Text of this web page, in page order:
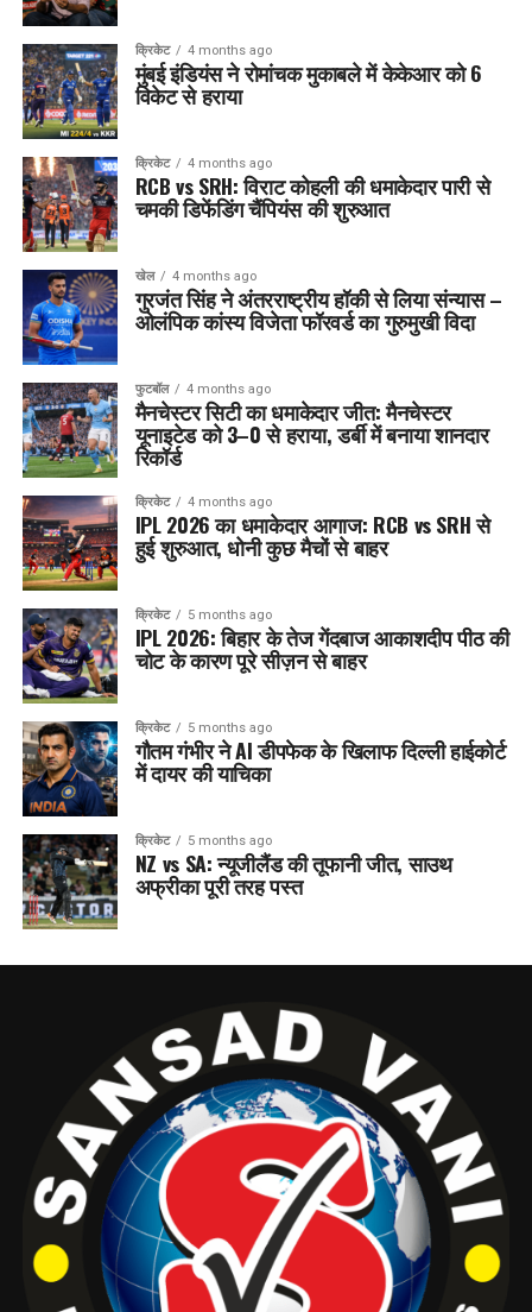
क्रिकेट 4 months ago
मुंबई इंडियंस ने रोमांचक मुकाबले में केकेआर को 6
विकेट से हराया
क्रिकेट 4 months ago
RCB vs SRH: विराट कोहली की धमाकेदार पारी से
चमकी डिफेंडिंग चैंपियंस की शुरुआत
खेल 4 months ago
गुरजंत सिंह ने अंतरराष्ट्रीय हॉकी से लिया संन्यास –
ओलंपिक कांस्य विजेता फॉरवर्ड का गुरुमुखी विदा
फुटबॉल 4 months ago
मैनचेस्टर सिटी का धमाकेदार जीत: मैनचेस्टर
यूनाइटेड को 3–0 से हराया, डर्बी में बनाया शानदार
रिकॉर्ड
क्रिकेट 4 months ago
IPL 2026 का धमाकेदार आगाज: RCB vs SRH से
हुई शुरुआत, धोनी कुछ मैचों से बाहर
क्रिकेट 5 months ago
IPL 2026: बिहार के तेज गेंदबाज आकाशदीप पीठ की
चोट के कारण पूरे सीज़न से बाहर
क्रिकेट 5 months ago
गौतम गंभीर ने AI डीपफेक के खिलाफ दिल्ली हाईकोर्ट
में दायर की याचिका
क्रिकेट 5 months ago
NZ vs SA: न्यूजीलैंड की तूफानी जीत, साउथ
अफ्रीका पूरी तरह पस्त